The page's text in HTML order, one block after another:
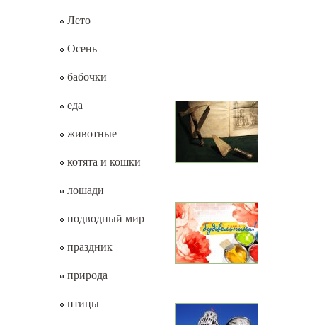
Лето
Осень
бабочки
еда
животные
котята и кошки
лошади
подводный мир
праздник
природа
птицы